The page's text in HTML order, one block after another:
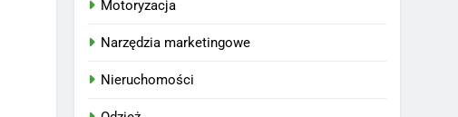
Motoryzacja
Narzędzia marketingowe
Nieruchomości